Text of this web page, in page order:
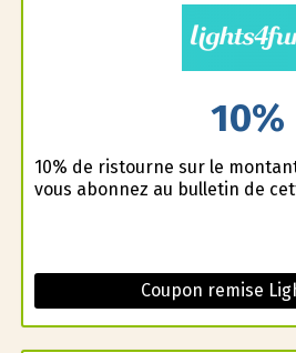
10%
10% de ristourne sur le
vous abonnez au bulletin de
Coupon remise